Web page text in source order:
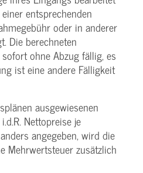
entsprechenden
oder in anderer
Die berechneten
ohne Abzug fällig, es
ist eine andere Fälligkeit
ausgewiesenen
Nettopreise je
angegeben, wird die
Mehrwertsteuer zusätzlich